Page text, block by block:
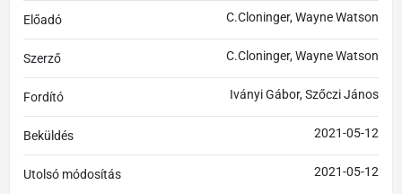
Előadó C.Cloninger, Wayne Watson
Szerző C.Cloninger, Wayne Watson
Fordító Iványi Gábor, Szőczi János
Beküldés 2021-05-12
Utolsó módosítás 2021-05-12